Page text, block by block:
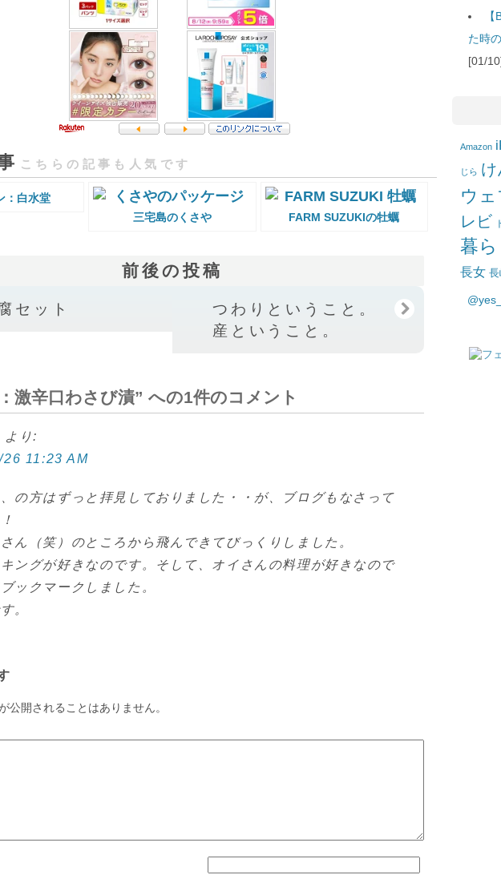
こちらの記事も人気です
：白水堂
三宅島のくさや
FARM SUZUKIの牡蠣
前後の投稿
セット
つわりということ。 出
産ということ。
激辛口わさび漬” への1件のコメント
より:
11:23 AM
の方はずっと拝見しておりました・・が、ブログもなさって
ん（笑）のところから飛んできてびっくりしました。
ングが好きなのです。そして、オイさんの料理が好きなので
ックマークしました。
。
公開されることはありません。
た時
[01/
Amazon
じら け
ウ
レビ
暮ら
長女